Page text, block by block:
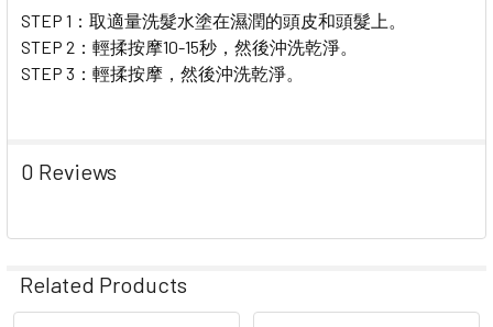
STEP 1：取適量洗髮水塗在濕潤的頭皮和頭髮上。
STEP 2：輕揉按摩10-15秒，然後沖洗乾淨。
STEP 3：輕揉按摩，然後沖洗乾淨。
0 Reviews
Related Products